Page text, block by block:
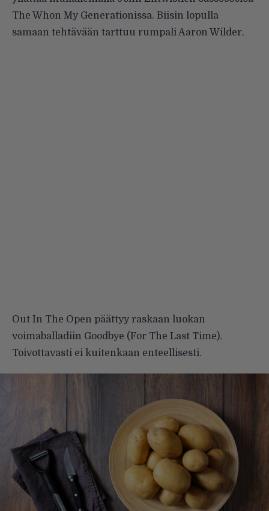
The Whon My Generationissa. Biisin lopulla
samaan tehtävään tarttuu rumpali Aaron Wilder.
Out In The Open päättyy raskaan luokan
voimaballadiin Goodbye (For The Last Time).
Toivottavasti ei kuitenkaan enteellisesti.